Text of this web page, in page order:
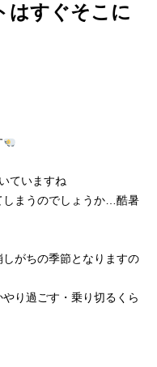
はすぐそこに
ていますね
しまうのでしょうか…酷暑
がちの季節となりますの
り過ごす・乗り切るくら